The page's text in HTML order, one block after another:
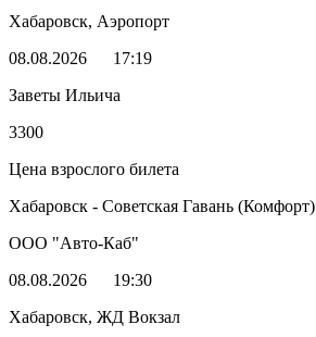
Хабаровск, Аэропорт
08.08.2026
17:19
Заветы Ильича
3300
Цена взрослого билета
Хабаровск - Советская Гавань (Комфорт)
ООО "Авто-Каб"
08.08.2026
19:30
Хабаровск, ЖД Вокзал